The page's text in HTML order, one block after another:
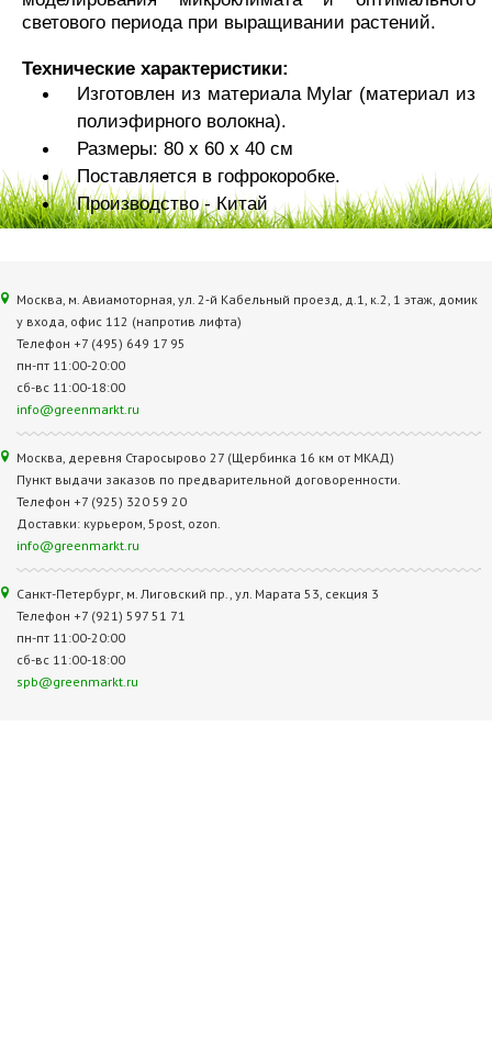
светового периода при выращивании растений.
Технические характеристики:
Изготовлен из материала Mylar (материал из
полиэфирного волокна).
Размеры: 80 x 60 x 40 см
Поставляется в гофрокоробке.
Производство - Китай
Москва, м. Авиамоторная, ул. 2‑й Кабельный проезд, д.1, к.2, 1 этаж, домик
у входа, офис 112 (напротив лифта)
Телефон +7 (495) 649 17 95
пн-пт 11:00-20:00
сб-вс 11:00-18:00
info@greenmarkt.ru
Москва, деревня Старосырово 27 (Щербинка 16 км от МКАД)
Пункт выдачи заказов по предварительной договоренности.
Телефон +7 (925) 320 59 20
Доставки: курьером, 5post, ozon.
info@greenmarkt.ru
Санкт-Петербург, м. Лиговский пр., ул. Марата 53, секция 3
Телефон +7 (921) 597 51 71
пн-пт 11:00-20:00
сб-вс 11:00-18:00
spb@greenmarkt.ru